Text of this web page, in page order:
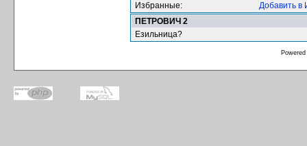
Избранные:
Добавить в
ПЕТРОВИЧ 2
Езильница?